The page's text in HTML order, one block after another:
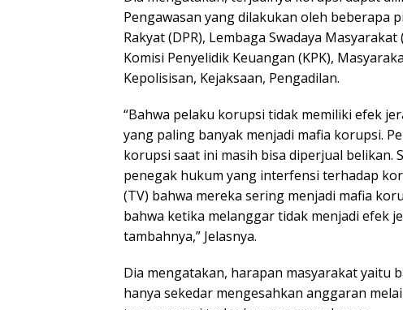
Pengawasan yang dilakukan oleh beberapa
Rakyat (DPR), Lembaga Swadaya
Komisi Penyelidik Keuangan (KPK),
Kepolisisan, Kejaksaan, Pengadilan.
“Bahwa pelaku korupsi tidak memiliki efek
yang paling banyak menjadi mafia korupsi.
korupsi saat ini masih bisa diperjual belikan.
penegak hukum yang interfensi terhadap
(TV) bahwa mereka sering menjadi mafia
bahwa ketika melanggar tidak menjadi efek
tambahnya,” Jelasnya.
Dia mengatakan, harapan masyarakat yaitu
hanya sekedar mengesahkan anggaran